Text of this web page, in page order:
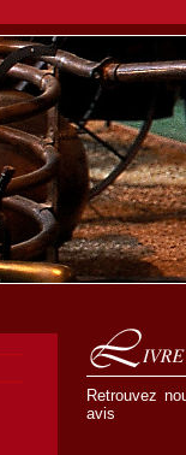
Livre d’Or
Retrouvez
avis